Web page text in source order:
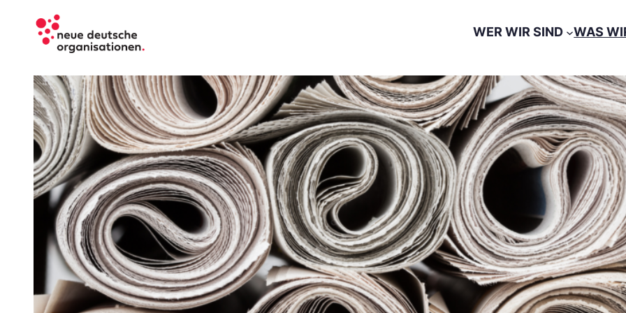
WER WIR SIND WAS